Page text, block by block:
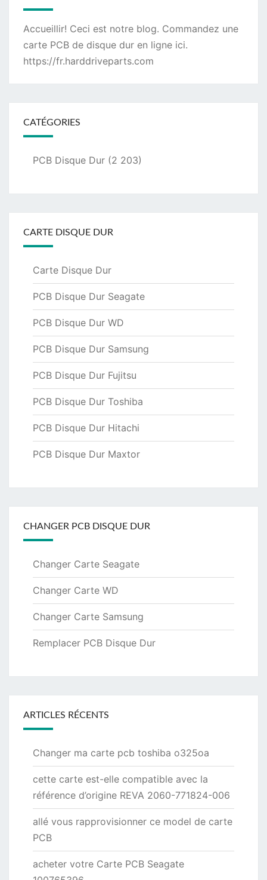
Accueillir! Ceci est notre blog. Commandez une
carte PCB de disque dur en ligne ici.
https://fr.harddriveparts.com
CATÉGORIES
PCB Disque Dur (2 203)
CARTE DISQUE DUR
Carte Disque Dur
PCB Disque Dur Seagate
PCB Disque Dur WD
PCB Disque Dur Samsung
PCB Disque Dur Fujitsu
PCB Disque Dur Toshiba
PCB Disque Dur Hitachi
PCB Disque Dur Maxtor
CHANGER PCB DISQUE DUR
Changer Carte Seagate
Changer Carte WD
Changer Carte Samsung
Remplacer PCB Disque Dur
ARTICLES RÉCENTS
Changer ma carte pcb toshiba o325oa
cette carte est-elle compatible avec la
référence d’origine REVA 2060-771824-006
allé vous rapprovisionner ce model de carte
PCB
acheter votre Carte PCB Seagate